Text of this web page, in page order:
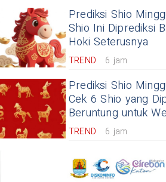
Prediksi Shio
Shio Ini Diprediksi
Hoki Seterusnya
TREND 6 jam
Prediksi Shio
Cek 6 Shio yang
Beruntung untuk
TREND 6 jam